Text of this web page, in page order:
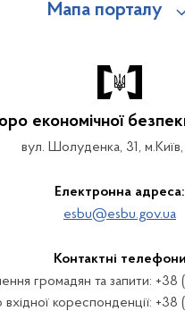
Мапа порталу
економічної
вул. Шолуденка, 31, м.Київ,
Електронна адреса:
esbu@esbu.gov.ua
Контактні телефони
громадян та запити:
кореспонденції: